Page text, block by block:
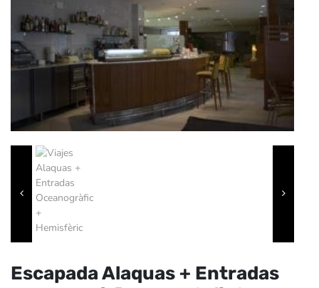
Escapada Alaquas + Entradas